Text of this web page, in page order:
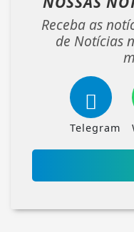
Receba as
de Notícias
Telegram